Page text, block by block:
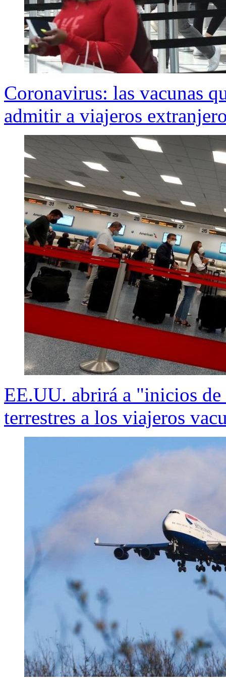
Coronavirus: las vacunas
admitir a viajeros
EE.UU. abrirá a "inicios
terrestres a los viajeros